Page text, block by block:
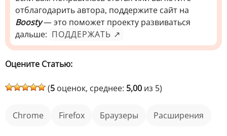
отблагодарить автора, поддержите сайт на
Boosty— это поможет проекту развиваться
дальше: ПОДДЕРЖАТЬ ↗
Оцените Статью:
(5 оценок, среднее: 5,00 из 5)
Chrome Firefox Браузеры расширения